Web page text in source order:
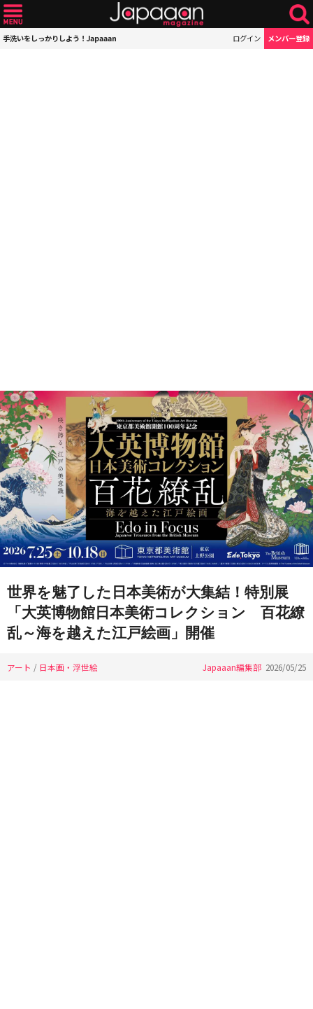
手洗いをしっかりしよう！Japaaan ログイン メンバー登録
世界を魅了した日本美術が大集結！特別展
「大英博物館日本美術コレクション 百花繚
乱～海を越えた江戸絵画」開催
アート / 日本画・浮世絵 Japaaan編集部 2026/05/25